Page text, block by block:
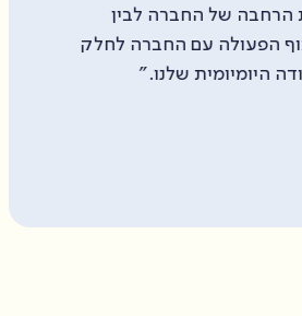
עם אתגרים מורכבים. לאור
"טי.אנד.אם סער ביטחון"
רמת שירות גבוהה לכל